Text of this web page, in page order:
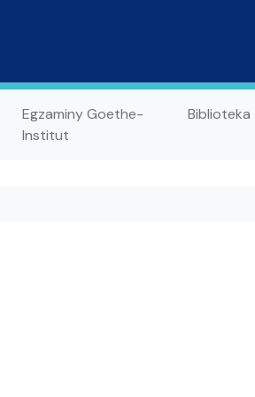
Egzaminy Goethe-
Institut
Biblioteka